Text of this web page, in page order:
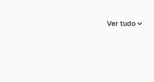
Ver tudo